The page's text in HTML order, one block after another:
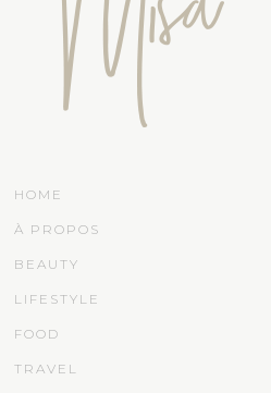
HOME
À PROPOS
BEAUTY
LIFESTYLE
FOOD
TRAVEL